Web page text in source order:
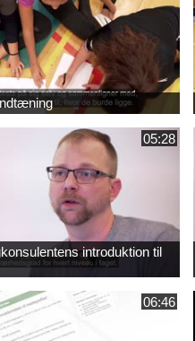
05:28
introduktion til
06:46